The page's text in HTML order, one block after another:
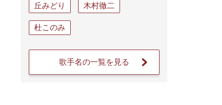
丘みどり 木村徹二
杜このみ
歌手名の一覧を見る